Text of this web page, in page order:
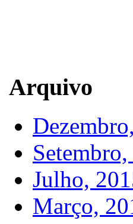
Arquivo
Julho,
Março,